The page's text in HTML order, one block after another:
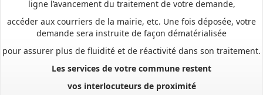
accéder aux courriers de la mairie, etc. Une fois déposée, votre
demande sera instruite de façon dématérialisée
pour assurer plus de fluidité et de réactivité dans son traitement.
Les services de votre commune restent
vos interlocuteurs de proximité
pour vous guider avant le dépôt de votre dossier, mais aussi